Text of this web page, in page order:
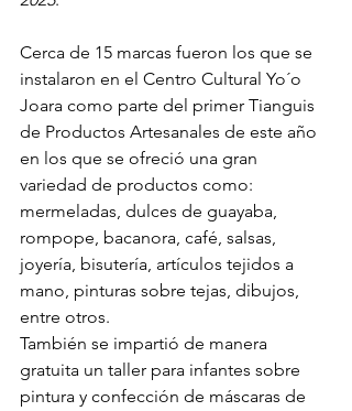
Cerca de 15 marcas fueron los que se
instalaron en el Centro Cultural Yo´o
Joara como parte del primer Tianguis
de Productos Artesanales de este año
en los que se ofreció una gran
variedad de productos como:
mermeladas, dulces de guayaba,
rompope, bacanora, café, salsas,
joyería, bisutería, artículos tejidos a
mano, pinturas sobre tejas, dibujos,
entre otros.
También se impartió de manera
gratuita un taller para infantes sobre
pintura y confección de máscaras de